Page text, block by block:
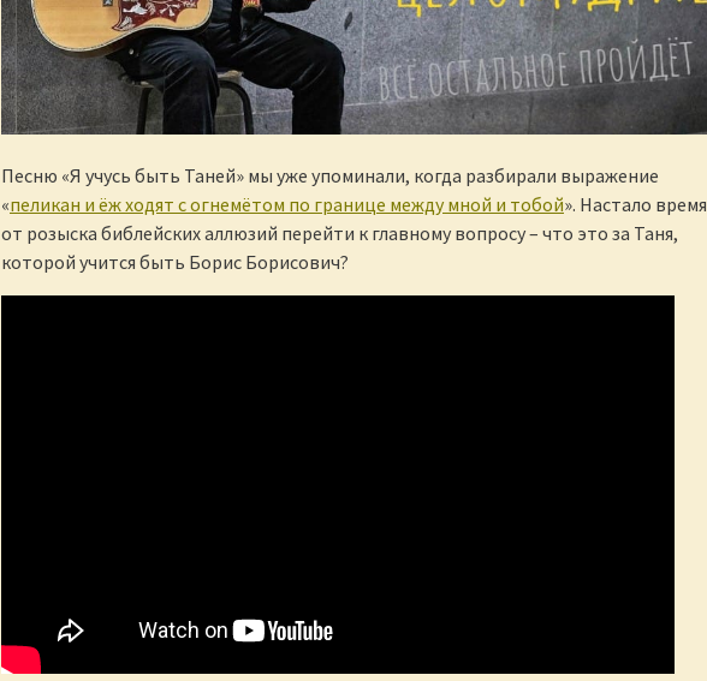
Песню «Я учусь быть Таней» мы уже упоминали, когда разбирали выражение
«пеликан и ёж ходят с огнемётом по границе между мной и тобой». Настало время
от розыска библейских аллюзий перейти к главному вопросу – что это за Таня,
которой учится быть Борис Борисович?